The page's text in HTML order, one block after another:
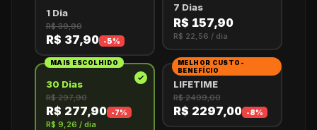
1 Dia
R$ 39,90
R$ 37,90 -5%
7 Dias
R$ 157,90
R$ 22,56 / dia
MAIS ESCOLHIDO
30 Dias
R$ 297,90
R$ 277,90 -7%
R$ 9,26 / dia
MELHOR CUSTO-
BENEFÍCIO
LIFETIME
R$ 2499,00
R$ 2297,00 -8%